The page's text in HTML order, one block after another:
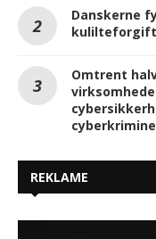
Danskerne
Omtrent
REKLAME